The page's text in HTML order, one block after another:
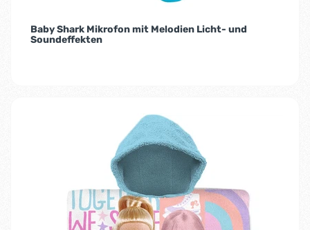
Baby Shark Mikrofon mit Melodien Licht- und
Soundeffekten